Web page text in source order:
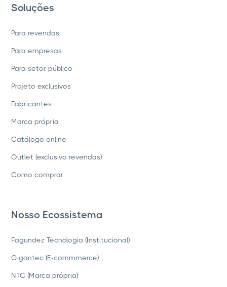
Soluções
Para revendas
Para empresas
Para setor público
Projeto exclusivos
Fabricantes
Marca própria
Catálogo online
Outlet (exclusivo revendas)
Como comprar
Nosso Ecossistema
Fagundez Tecnologia (Institucional)
Gigantec (E-commmerce)
NTC (Marca própria)